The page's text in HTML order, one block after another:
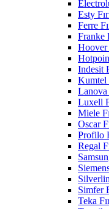
Esty
Ferre
Franke
Hoover
Indesit
Kumtel
Lanova
Luxell
Miele
Oscar
Profilo
Regal
Simfer
Teka